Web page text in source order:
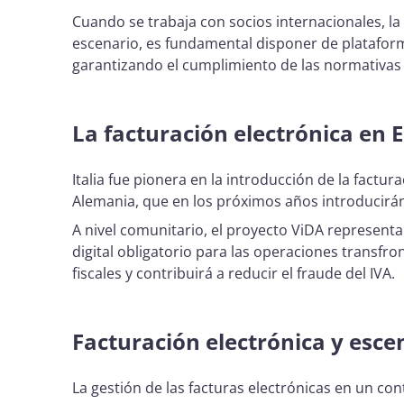
Cuando se trabaja con socios internacionales,
escenario, es fundamental disponer de
garantizando el cumplimiento de las
La facturación electrónica en
Italia fue pionera en la introducción de la
Alemania, que en los próximos años
A nivel comunitario, el proyecto ViDA
digital obligatorio para las operaciones
fiscales y contribuirá a reducir el fraude del IVA.
Facturación electrónica y
La gestión de las facturas electrónicas en un